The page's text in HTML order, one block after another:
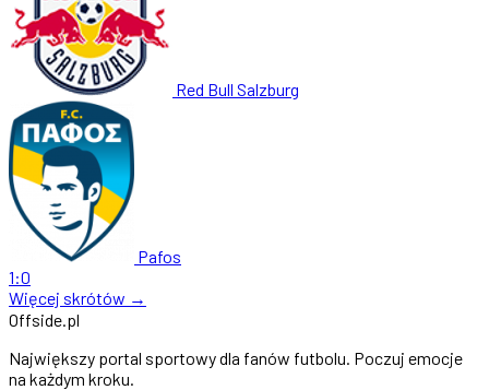
Red Bull Salzburg
Pafos
1:0
Więcej skrótów →
Offside.pl
Największy portal sportowy dla fanów futbolu. Poczuj emocje
na każdym kroku.